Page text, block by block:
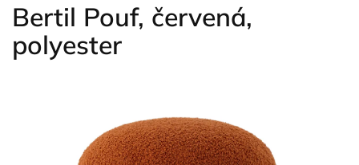
Bertil Pouf, červená,
polyester